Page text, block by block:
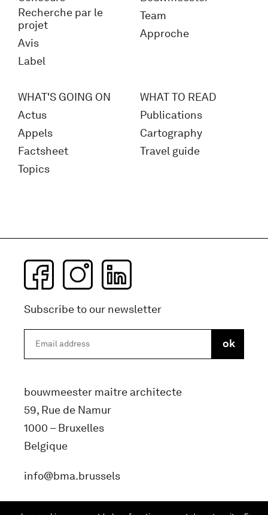
Recherche par le
projet
Avis
Label
Team
Approche
WHAT'S GOING ON
Actus
Appels
Factsheet
Topics
WHAT TO READ
Publications
Cartography
Travel guide
Subscribe to our newsletter
bouwmeester maitre architecte
59, Rue de Namur
1000 – Bruxelles
Belgique
info@bma.brussels